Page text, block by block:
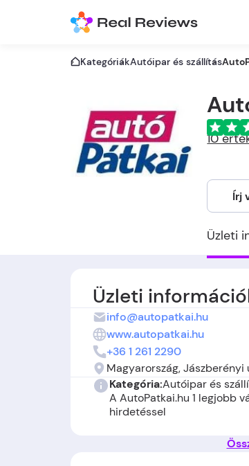
KategóriákAutóipar és szállítás
10
Írj
Üzleti
Üzleti
info@autopatkai.hu
www.autopatkai.hu
+36 1 261 2290
Magyarország, Jászberényi
Kategória:Autóipar és
A AutoPatkai.hu 1 legjobb
hirdetéssel